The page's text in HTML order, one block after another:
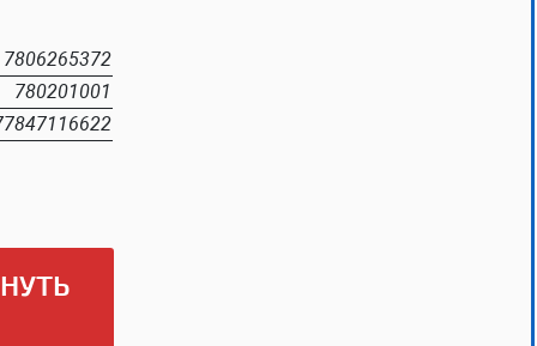
7806265372
780201001